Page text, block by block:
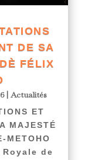
DE SA
FÉLIX
|Actualités
ET
MAJESTÉ
METOHO
de